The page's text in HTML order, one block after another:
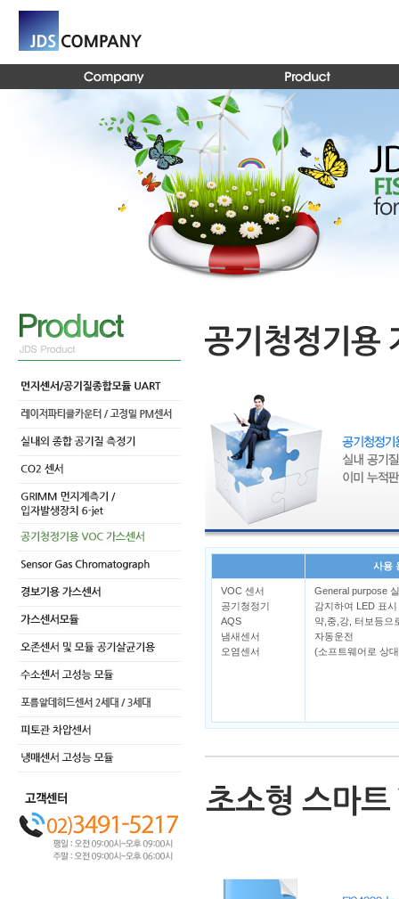
사용
VOC 센서
공기청정기
AQS
냄새센서
오염센서
General purpose
감지하여 LED 표
약,중,강, 터보등으
자동운전
(소프트웨어로 상